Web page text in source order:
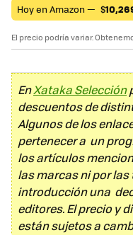
Hoy en Amazon — $
El precio podría variar.
EnXataka Selección
descuentos de
Algunos de los
pertenecer a un
los artículos
las marcas ni por
introducción una
editores. El precio y
están sujetos a